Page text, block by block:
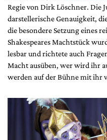
Regie von Dirk Löschner. Die
darstellerische Genauigkeit,
die besondere Setzung eines
Shakespeares Machtstück
lesbar und richtete auch
Macht ausüben, wer wird ihr
werden auf der Bühne mit ihr